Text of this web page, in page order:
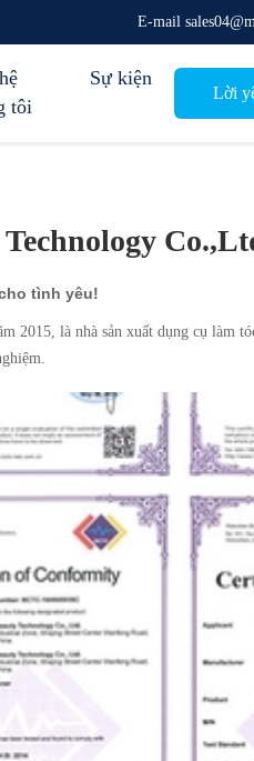
E-mail
tôi
Sự kiện
Lời
tình yêu!
2015, là nhà sản xuất dụng cụ làm